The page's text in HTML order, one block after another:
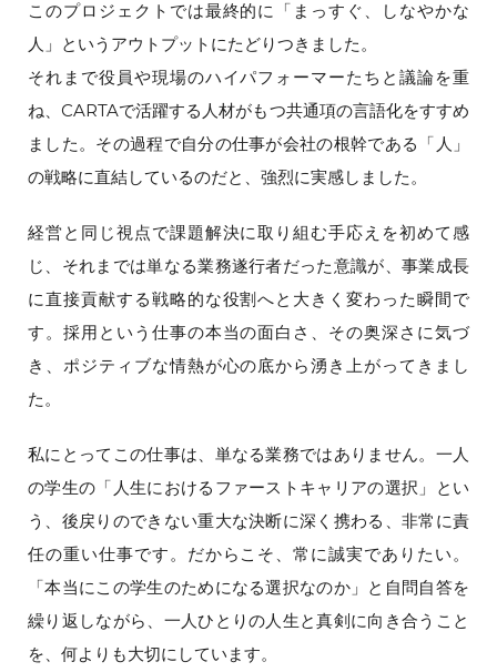
このプロジェクトでは最終的に「まっすぐ、しなやかな
人」というアウトプットにたどりつきました。
それまで役員や現場のハイパフォーマーたちと議論を重
ね、CARTAで活躍する人材がもつ共通項の言語化をすすめ
ました。その過程で自分の仕事が会社の根幹である「人」
の戦略に直結しているのだと、強烈に実感しました。
経営と同じ視点で課題解決に取り組む手応えを初めて感
じ、それまでは単なる業務遂行者だった意識が、事業成長
に直接貢献する戦略的な役割へと大きく変わった瞬間で
す。採用という仕事の本当の面白さ、その奥深さに気づ
き、ポジティブな情熱が心の底から湧き上がってきまし
た。
私にとってこの仕事は、単なる業務ではありません。一人
の学生の「人生におけるファーストキャリアの選択」とい
う、後戻りのできない重大な決断に深く携わる、非常に責
任の重い仕事です。だからこそ、常に誠実でありたい。
「本当にこの学生のためになる選択なのか」と自問自答を
繰り返しながら、一人ひとりの人生と真剣に向き合うこと
を、何よりも大切にしています。